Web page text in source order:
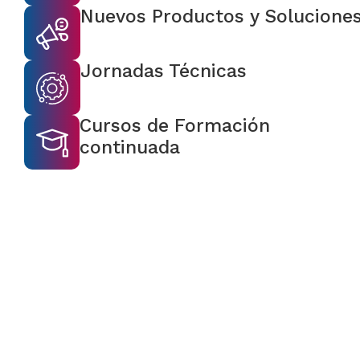
Nuevos Productos y
Jornadas Técnicas
Cursos de Formación
continuada